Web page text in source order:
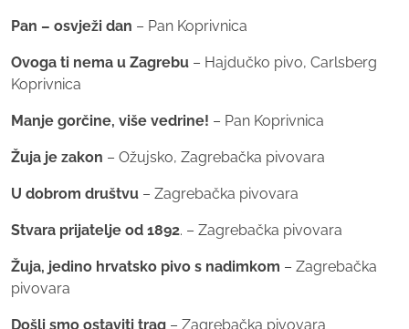
Pan – osvježi dan – Pan Koprivnica
Ovoga ti nema u Zagrebu – Hajdučko pivo, Carlsberg
Koprivnica
Manje gorčine, više vedrine! – Pan Koprivnica
Žuja je zakon – Ožujsko, Zagrebačka pivovara
U dobrom društvu – Zagrebačka pivovara
Stvara prijatelje od 1892. – Zagrebačka pivovara
Žuja, jedino hrvatsko pivo s nadimkom – Zagrebačka
pivovara
Došli smo ostaviti trag – Zagrebačka pivovara